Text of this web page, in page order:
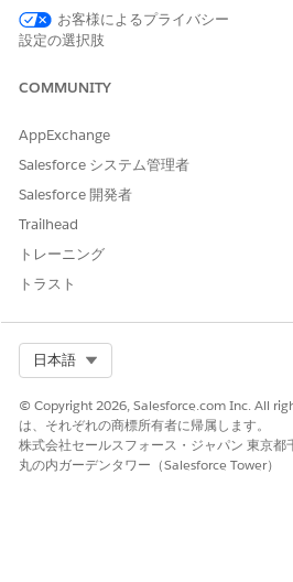
NOTEYou can re-evaluate or
you want to edit.
SEE ALSO
Salesforce Help:
お客様によるプライバシー
設定の選択肢
COMMUNITY
AppExchange
Salesforce システム管理者
Salesforce 開発者
Trailhead
トレーニング
トラスト
日本語
© Copyright 2026, Salesforce.com Inc. All
は、それぞれの商標所有者に帰属します。
株式会社セールスフォース・ジャパン 東京
丸の内ガーデンタワー（Salesforce Tower）